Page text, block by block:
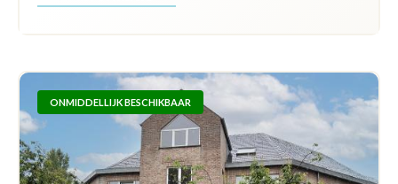
ONMIDDELLIJK BESCHIKBAAR